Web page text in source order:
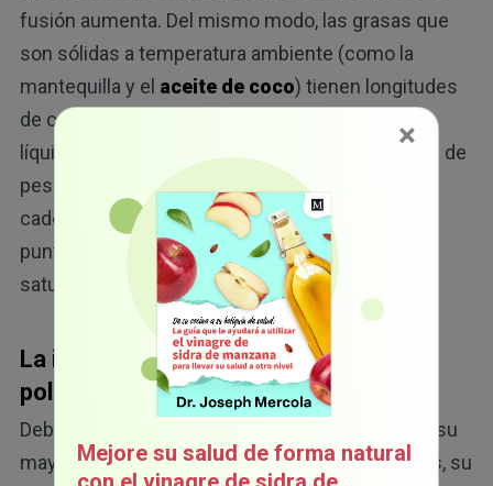
fusión aumenta. Del mismo modo, las grasas que
son sólidas a temperatura ambiente (como la
mantequilla y el aceite de coco) tienen longitudes
de cadena más largas que las grasas que son
líquidas a temperatura ambiente (como el aceite de
pescado y el aceite de oliva). Con longitudes de
cadena iguales, las grasas insaturadas tienen
puntos de fusión más bajos que las grasas
saturadas.
La inestabilidad química de las grasas
poliinsaturadas (PUFAs)
Debido a que sus tejidos están compuestos en su
mayoría de grasas saturadas y monoinsaturadas, su
×
Mejore su salud de forma natural